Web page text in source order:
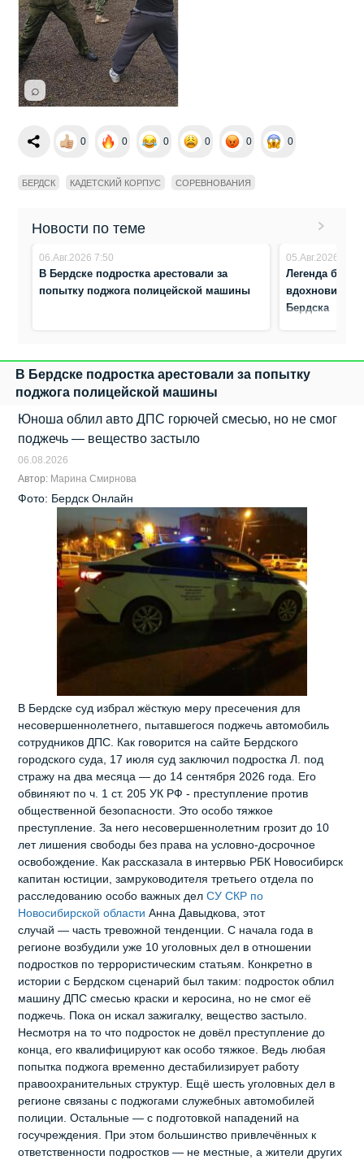
⌕
0 0 0 0 0 0
БЕРДСК КАДЕТСКИЙ КОРПУС СОРЕВНОВАНИЯ
Новости по теме
06.Авг.2026 7:50
В Бердске подростка арестовали за
попытку поджога полицейской машины
05.Авг.2026 8:17
Легенда
вдохновила
Бердска
В Бердске подростка арестовали за попытку
поджога полицейской машины
Юноша облил авто ДПС горючей смесью, но не смог
поджечь — вещество застыло
06.08.2026
Автор: Марина Смирнова
Фото: Бердск Онлайн
В Бердске суд избрал жёсткую меру пресечения для
несовершеннолетнего, пытавшегося поджечь автомобиль
сотрудников ДПС. Как говорится на сайте Бердского
городского суда, 17 июля суд заключил подростка Л. под
стражу на два месяца — до 14 сентября 2026 года. Его
обвиняют по ч. 1 ст. 205 УК РФ - преступление против
общественной безопасности. Это особо тяжкое
преступление. За него несовершеннолетним грозит до 10
лет лишения свободы без права на условно‑досрочное
освобождение. Как рассказала в интервью РБК Новосибирск
капитан юстиции, замруководителя третьего отдела по
расследованию особо важных дел СУ СКР по
Новосибирской области Анна Давыдкова, этот
случай — часть тревожной тенденции. С начала года в
регионе возбудили уже 10 уголовных дел в отношении
подростков по террористическим статьям. Конкретно в
истории с Бердском сценарий был таким: подросток облил
машину ДПС смесью краски и керосина, но не смог её
поджечь. Пока он искал зажигалку, вещество застыло.
Несмотря на то что подросток не довёл преступление до
конца, его квалифицируют как особо тяжкое. Ведь любая
попытка поджога временно дестабилизирует работу
правоохранительных структур. Ещё шесть уголовных дел в
регионе связаны с поджогами служебных автомобилей
полиции. Остальные — с подготовкой нападений на
госучреждения. При этом большинство привлечённых к
ответственности подростков — не местные, а жители других